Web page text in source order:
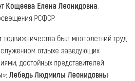
Кощеева Елена Леонидовна
РСФСР.
был многолетний труд
отдыхе заведующих
достойных представителей
Лебедь Людмилы Леонидовны